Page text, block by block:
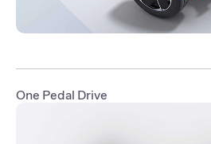
One Pedal Drive